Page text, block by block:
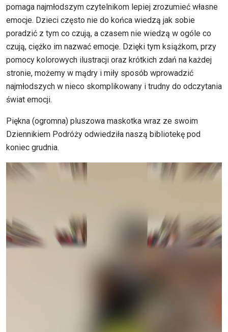
pomaga najmłodszym czytelnikom lepiej zrozumieć własne
emocje. Dzieci często nie do końca wiedzą jak sobie
poradzić z tym co czują, a czasem nie wiedzą w ogóle co
czują, ciężko im nazwać emocje. Dzięki tym książkom, przy
pomocy kolorowych ilustracji oraz krótkich zdań na każdej
stronie, możemy w mądry i miły sposób wprowadzić
najmłodszych w nieco skomplikowany i trudny do odczytania
świat emocji.
Piękna (ogromna) pluszowa maskotka wraz ze swoim
Dziennikiem Podróży odwiedziła naszą bibliotekę pod
koniec grudnia.
Odtwarzacz
video